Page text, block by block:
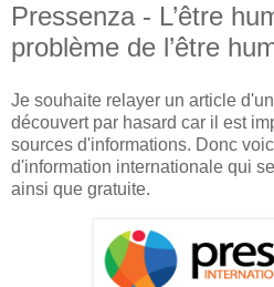
Pressenza - L’être
problème de l’être
Je souhaite relayer un article
découvert par hasard car il est
sources d'informations. Donc
d'information internationale qui
ainsi que gratuite.